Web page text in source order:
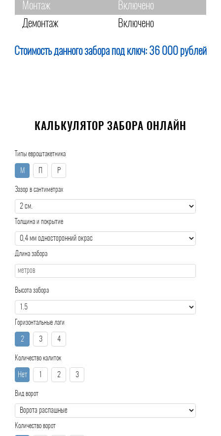
Монтаж
Включено
Демонтаж
Включено
Стоимость данного забора под ключ: 36 000 рублей
КАЛЬКУЛЯТОР ЗАБОРА ОНЛАЙН
Типы евроштакетника
М Р
Зазор в сантиметрах
Толщина и покрытие
Длина забора
Высота забора
Горизонтальные лаги
2 3 4
Количество калиток
Нет 2 3
Вид ворот
Количество ворот